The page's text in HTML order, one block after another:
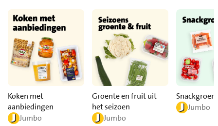
Koken met
aanbiedingen
Jumbo
Groente en fruit uit
het seizoen
Jumbo
Jumbo